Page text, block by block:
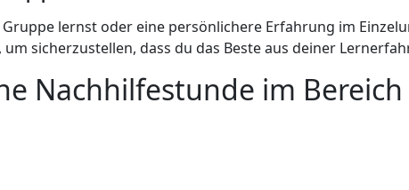
lernst oder eine persönlichere Erfahrung im
sicherzustellen, dass du das Beste aus deiner
Nachhilfestunde im